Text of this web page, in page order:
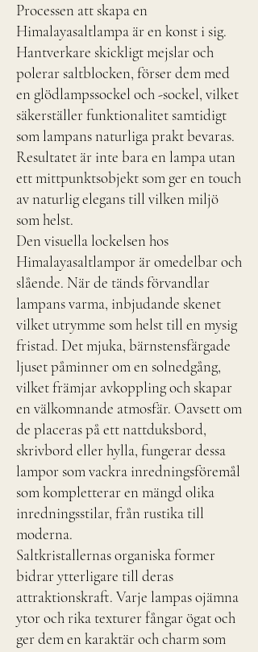
Processen att skapa en
Himalayasaltlampa är en konst i sig.
Hantverkare skickligt mejslar och
polerar saltblocken, förser dem med
en glödlampssockel och -sockel, vilket
säkerställer funktionalitet samtidigt
som lampans naturliga prakt bevaras.
Resultatet är inte bara en lampa utan
ett mittpunktsobjekt som ger en touch
av naturlig elegans till vilken miljö
som helst.
Den visuella lockelsen hos
Himalayasaltlampor är omedelbar och
slående. När de tänds förvandlar
lampans varma, inbjudande skenet
vilket utrymme som helst till en mysig
fristad. Det mjuka, bärnstensfärgade
ljuset påminner om en solnedgång,
vilket främjar avkoppling och skapar
en välkomnande atmosfär. Oavsett om
de placeras på ett nattduksbord,
skrivbord eller hylla, fungerar dessa
lampor som vackra inredningsföremål
som kompletterar en mängd olika
inredningsstilar, från rustika till
moderna.
Saltkristallernas organiska former
bidrar ytterligare till deras
attraktionskraft. Varje lampas ojämna
ytor och rika texturer fångar ögat och
ger dem en karaktär och charm som